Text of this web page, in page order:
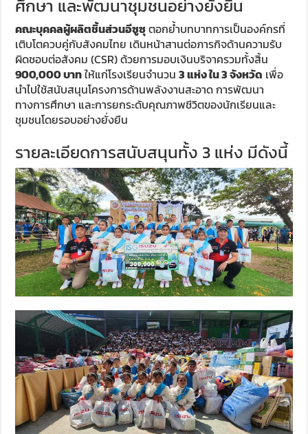
ศึกษา และพัฒนาชุมชนอย่างยั่งยืน
คณะบุคคลผู้ผลิตชิ้นส่วนอีซูซุตอกย้ำบทบาทการเป็นองค์กรที่
เติบโตควบคู่กับสังคมไทย เดินหน้าสานต่อภารกิจด้านความรับ
ผิดชอบต่อสังคม (CSR) ด้วยการมอบเงินบริจาครวมทั้งสิ้น
900,000 บาทให้แก่โรงเรียนจำนวน3 แห่ง ใน 3 จังหวัด เพื่อ
นำไปใช้สนับสนุนโครงการด้านพลังงานสะอาด การพัฒนา
ทางการศึกษา และการยกระดับคุณภาพชีวิตของนักเรียนและ
ชุมชนโดยรอบอย่างยั่งยืน
รายละเอียดการสนับสนุนทั้ง 3 แห่ง มีดังนี้